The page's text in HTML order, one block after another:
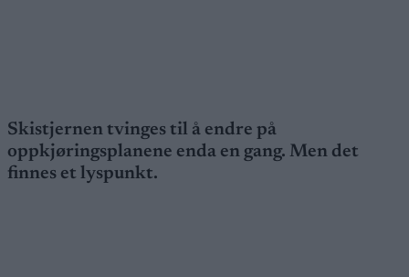
Skistjernen tvinges til å endre på
oppkjøringsplanene enda en gang. Men det
finnes et lyspunkt.